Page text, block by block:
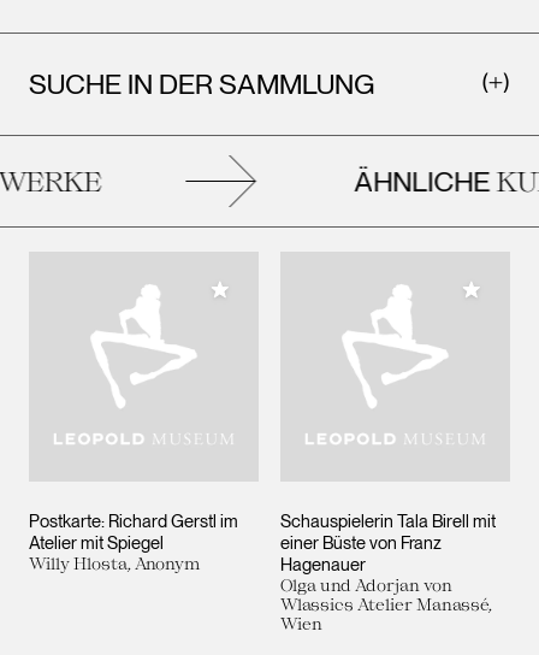
SUCHE IN DER SAMMLUNG
ÄHNLICHE
Postkarte: Richard Gerstl im
Atelier mit Spiegel
Willy Hlosta, Anonym
Meiner Sammlung hinzufügen
Schauspielerin Tala Birell mit
einer Büste von Franz
Hagenauer
Olga und Adorjan von
Wlassics Atelier Manassé,
Wien
Meiner